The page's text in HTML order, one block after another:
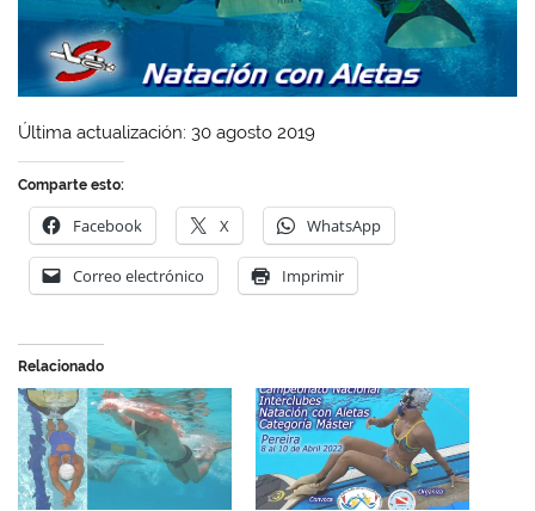
Última actualización: 30 agosto 2019
Comparte esto:
Facebook X WhatsApp
Correo electrónico Imprimir
Relacionado